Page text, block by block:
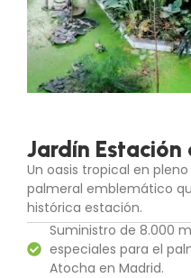
Jardín
Un oasis tropical en
palmeral emblemático
histórica estación.
Suministro de 8.000
especiales para el
Atocha en Madrid.